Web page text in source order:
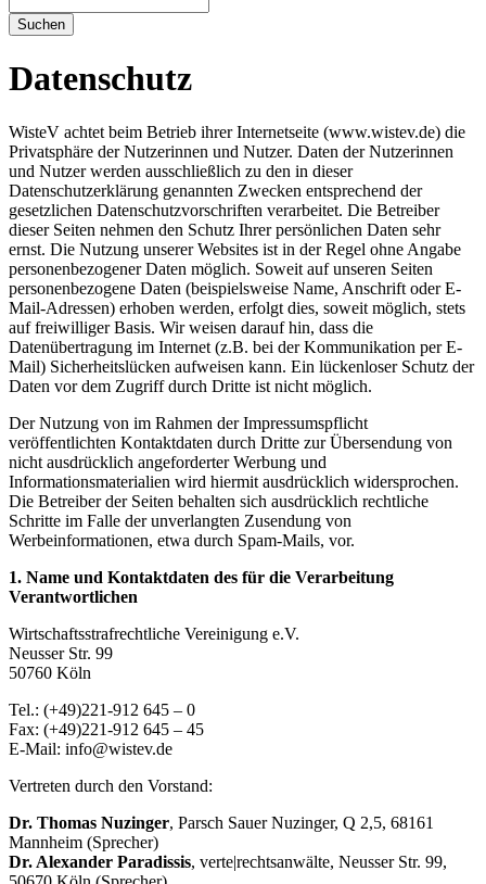
Suchen
Datenschutz
WisteV achtet beim Betrieb ihrer Internetseite (www.wistev.de) die
Privatsphäre der Nutzerinnen und Nutzer. Daten der Nutzerinnen
und Nutzer werden ausschließlich zu den in dieser
Datenschutzerklärung genannten Zwecken entsprechend der
gesetzlichen Daten­schutz­vorschriften verarbeitet. Die Betreiber
dieser Seiten nehmen den Schutz Ihrer persönlichen Daten sehr
ernst. Die Nutzung unserer Websites ist in der Regel ohne Angabe
personen­bezogener Daten möglich. Soweit auf unseren Seiten
personen­bezogene Daten (beispiels­­­weise Name, Anschrift oder E-
Mail-Adressen) erhoben werden, erfolgt dies, soweit möglich, stets
auf freiwilliger Basis. Wir weisen darauf hin, dass die
Datenübertragung im Internet (z.B. bei der Kommunikation per E-
Mail) Sicherheits­lücken aufweisen kann. Ein lücken­­loser Schutz der
Daten vor dem Zugriff durch Dritte ist nicht möglich.
Der Nutzung von im Rahmen der Impressumspflicht
veröffentlichten Kontaktdaten durch Dritte zur Übersendung von
nicht ausdrücklich angeforderter Werbung und
Informationsmaterialien wird hiermit ausdrücklich widersprochen.
Die Betreiber der Seiten behalten sich ausdrücklich rechtliche
Schritte im Falle der unverlangten Zusendung von
Werbeinformationen, etwa durch Spam-Mails, vor.
1. Name und Kontaktdaten des für die Verarbeitung
Verantwortlichen
Wirtschaftsstrafrechtliche Vereinigung e.V.
Neusser Str. 99
50760 Köln
Tel.: (+49)221-912 645 – 0
Fax: (+49)221-912 645 – 45
E-Mail: info@wistev.de
Vertreten durch den Vorstand:
Dr. Thomas Nuzinger, Parsch Sauer Nuzinger, Q 2,5, 68161
Mannheim (Sprecher)
Dr. Alexander Paradissis, verte|rechtsanwälte, Neusser Str. 99,